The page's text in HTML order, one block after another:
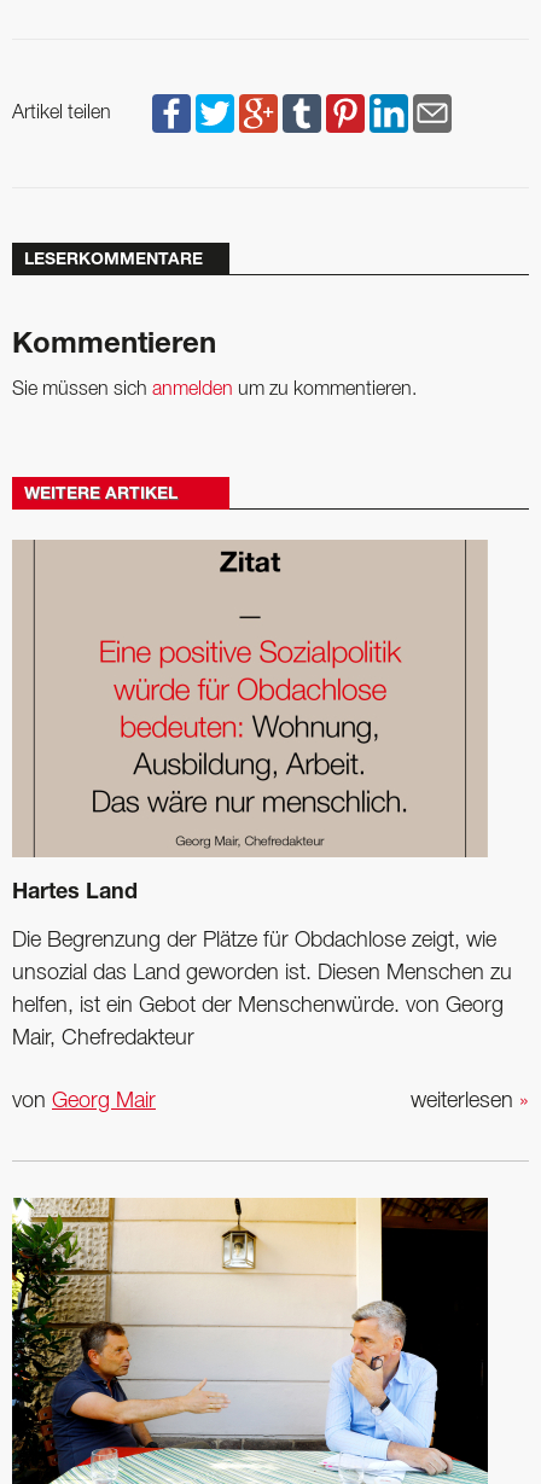
Artikel teilen
LESERKOMMENTARE
Kommentieren
Sie müssen sich anmelden um zu kommentieren.
WEITERE ARTIKEL
Hartes Land
Die Begrenzung der Plätze für Obdachlose zeigt, wie
unsozial das Land geworden ist. Diesen Menschen zu
helfen, ist ein Gebot der Menschenwürde. von Georg
Mair, Chefredakteur
weiterlesen »
von Georg Mair